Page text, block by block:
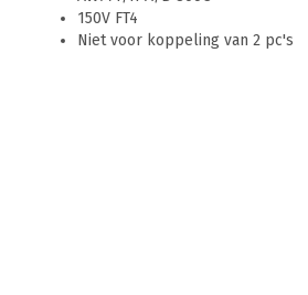
150V FT4
Niet voor koppeling van 2 pc's